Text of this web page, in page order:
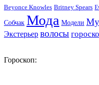
Beyonce Knowles Britney Spears
Собчак Мода Модели
Экстерьер волосы
Гороскоп: